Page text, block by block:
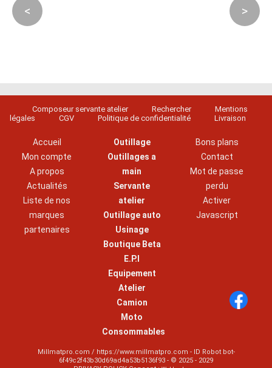
< >
Composeur servante atelier Rechercher
Mentions
légales
CGV Politique de confidentialité Livraison
Accueil
Mon compte
A propos
Actualités
Liste de nos
marques
partenaires
Outillage
Outillages a
main
Servante
atelier
Outillage auto
Usinage
Boutique Beta
E.P.I
Equipement
Atelier
Camion
Moto
Consommables
Bons plans
Contact
Mot de passe
perdu
Activer
Javascript
Millmatpro.com / https://www.millmatpro.com - ID Robot bot-
6f49c2f43b30d69ad4a53b5136f93 - © 2025 - 2029